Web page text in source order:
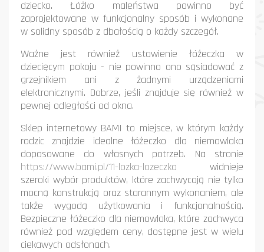
dziecko. Łóżko maleństwa powinno być
zaprojektowane w funkcjonalny sposób i wykonane
w solidny sposób z dbałością o każdy szczegół.
Ważne jest również ustawienie łóżeczka w
dziecięcym pokoju - nie powinno ono sąsiadować z
grzejnikiem ani z żadnymi urządzeniami
elektronicznymi. Dobrze, jeśli znajduje się również w
pewnej odległości od okna.
Sklep internetowy BAMI to miejsce, w którym każdy
rodzic znajdzie idealne łóżeczko dla niemowlaka
dopasowane do własnych potrzeb. Na stronie
https://www.bami.pl/11-lozka-lozeczka widnieje
szeroki wybór produktów, które zachwycają nie tylko
mocną konstrukcją oraz starannym wykonaniem, ale
także wygodą użytkowania i funkcjonalnością.
Bezpieczne łóżeczko dla niemowlaka, które zachwyca
również pod względem ceny, dostępne jest w wielu
ciekawych odsłonach.